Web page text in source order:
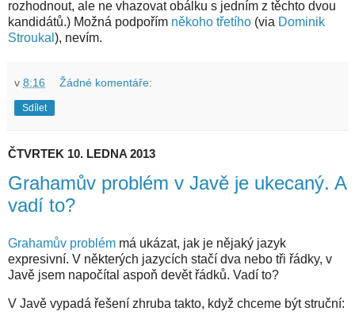
rozhodnout, ale ne vhazovat obálku s jedním z těchto dvou
kandidátů.) Možná podpořím někoho třetího (via Dominik
Stroukal ), nevím.
v 8:16 Žádné komentáře:
Sdílet
ČTVRTEK 10. LEDNA 2013
Grahamův problém v Javě je ukecaný. A
vadí to?
Grahamův problém má ukázat, jak je nějaký jazyk
expresivní. V některých jazycích stačí dva nebo tři řádky, v
Javě jsem napočítal aspoň devět řádků. Vadí to?
V Javě vypadá řešení zhruba takto, když chceme být struční: